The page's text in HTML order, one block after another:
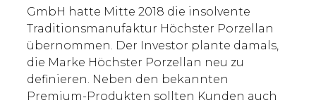
GmbH hatte Mitte 2018 die insolvente
Traditionsmanufaktur Höchster Porzellan
übernommen. Der Investor plante damals,
die Marke Höchster Porzellan neu zu
definieren. Neben den bekannten
Premium-Produkten sollten Kunden auch